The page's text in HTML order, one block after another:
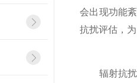
会出现功能
抗扰评估，
辐射抗扰度